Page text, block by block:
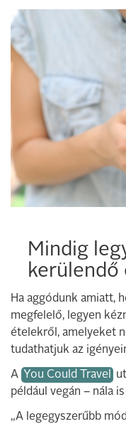
Mindig
kerülendő
Ha aggódunk amiatt,
megfelelő, legyen
ételekről, amelyeket
tudathatjuk az
A You Could Travel
például vegán – nála
„A legegyszerűbb